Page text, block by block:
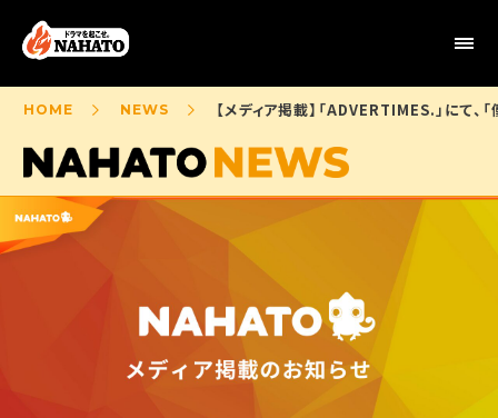
HOME NEWS 【メディア掲載】「ADVERTIMES.」にて